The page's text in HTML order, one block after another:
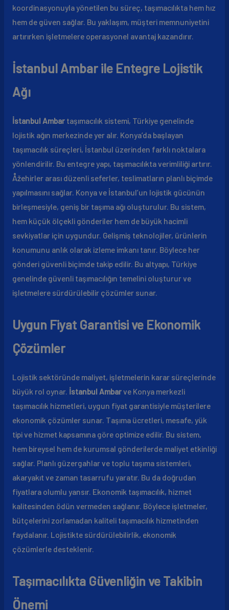
koordinasyonuyla yönetilen bu süreç, taşımacılıkta hem hız
hem de güven sağlar. Bu yaklaşım, müşteri memnuniyetini
artırırken işletmelere operasyonel avantaj kazandırır.
İstanbul Ambar ile Entegre Lojistik
Ağı
İstanbul Ambartaşımacılık sistemi, Türkiye genelinde
lojistik ağın merkezinde yer alır. Konya’da başlayan
taşımacılık süreçleri, İstanbul üzerinden farklı noktalara
yönlendirilir. Bu entegre yapı, taşımacılıkta verimliliği artırır.
Åžehirler arası düzenli seferler, teslimatların planlı biçimde
yapılmasını sağlar. Konya ve İstanbul’un lojistik gücünün
birleşmesiyle, geniş bir taşıma ağı oluşturulur. Bu sistem,
hem küçük ölçekli gönderiler hem de büyük hacimli
sevkiyatlar için uygundur. Gelişmiş teknolojiler, ürünlerin
konumunu anlık olarak izleme imkanı tanır. Böylece her
gönderi güvenli biçimde takip edilir. Bu altyapı, Türkiye
genelinde güvenli taşımacılığın temelini oluşturur ve
işletmelere sürdürülebilir çözümler sunar.
Uygun Fiyat Garantisi ve Ekonomik
Çözümler
Lojistik sektöründe maliyet, işletmelerin karar süreçlerinde
büyük rol oynar. İstanbul Ambarve Konya merkezli
taşımacılık hizmetleri, uygun fiyat garantisiyle müşterilere
ekonomik çözümler sunar. Taşıma ücretleri, mesafe, yük
tipi ve hizmet kapsamına göre optimize edilir. Bu sistem,
hem bireysel hem de kurumsal gönderilerde maliyet etkinliği
sağlar. Planlı güzergahlar ve toplu taşıma sistemleri,
akaryakıt ve zaman tasarrufu yaratır. Bu da doğrudan
fiyatlara olumlu yansır. Ekonomik taşımacılık, hizmet
kalitesinden ödün vermeden sağlanır. Böylece işletmeler,
bütçelerini zorlamadan kaliteli taşımacılık hizmetinden
faydalanır. Lojistikte sürdürülebilirlik, ekonomik
çözümlerle desteklenir.
Taşımacılıkta Güvenliğin ve Takibin
Önemi